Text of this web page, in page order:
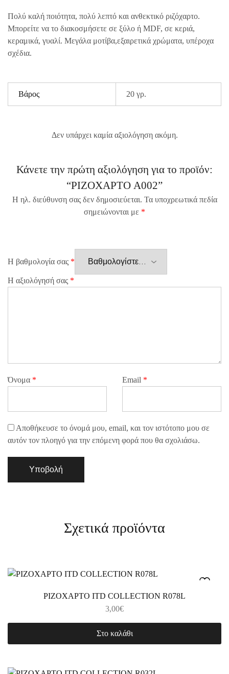
Πολύ καλή ποιότητα, πολύ λεπτό και ανθεκτικό ριζόχαρτο.
Μπορείτε να το διακοσμήσετε σε ξύλο ή MDF, σε κεριά,
κεραμικά, γυαλί. Μεγάλα μοτίβα,εξαιρετικά χρώματα, υπέροχα
σχέδια.
Βάρος 20 γρ.
Δεν υπάρχει καμία αξιολόγηση ακόμη.
Κάνετε την πρώτη αξιολόγηση για το προϊόν:
“ΡΙΖΟΧΑΡΤΟ A002”
Η ηλ. διεύθυνση σας δεν δημοσιεύεται. Τα υποχρεωτικά πεδία
σημειώνονται με *
Η βαθμολογία σας *
Η αξιολόγησή σας *
Όνομα * Email *
Αποθήκευσε το όνομά μου, email, και τον ιστότοπο μου σε
αυτόν τον πλοηγό για την επόμενη φορά που θα σχολιάσω.
Σχετικά προϊόντα
ΡΙΖΟΧΑΡΤΟ ITD COLLECTION R078L
3,00€
Στο καλάθι